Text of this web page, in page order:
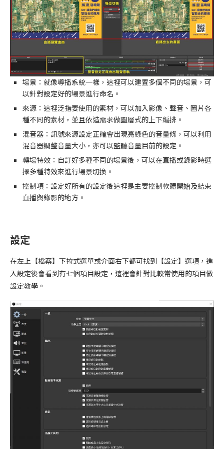
場景：就像導播系統一樣，這裡可以建置多個不同的場景，可
以針對設定好的場景進行命名。
來源：這裡泛指要使用的素材，可以加入影像、聲音、圖片各
種不同的素材，並且依造需求做圖層式的上下編排。
混音器：訊號來源設定正確會出現亮綠色的音量條，可以利用
混音器調整音量大小，亦可以監聽音量目前的設定。
轉場特效：自訂好多種不同的場景後，可以在直播或錄影時選
擇多種特效來進行場景切換。
控制項：設定好所有的設定後這裡是主要控制軟體開始及結束
直播與錄影的地方。
設定
在左上【檔案】下拉式選單或介面右下都可找到【設定】選項，進
入設定後會看到有七個項目設定，這裡會針對比較常使用的項目做
設定教學。